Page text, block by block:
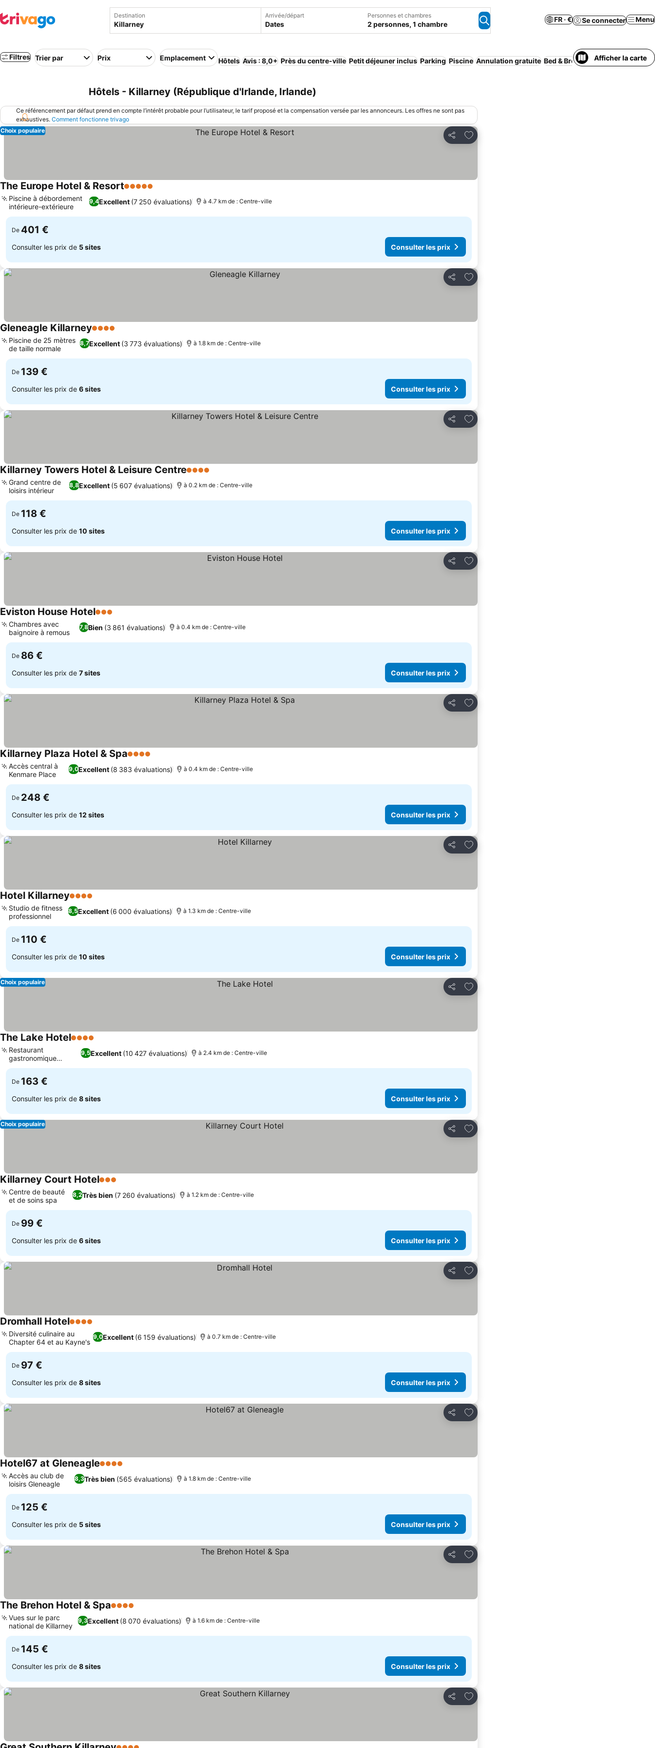
Destination Arrivée/départ
Dates
Personnes et chambres
2 personnes, 1 chambre
FR · € Se connecter Menu
Filtres Trier par Prix Emplacement Hôtels Avis : 8,0+ Près du centre-ville Petit déjeuner inclus Parking Piscine Annulation gratuite Bed & Breakfast Appart’hôtel
Afficher la carte
Hôtels - Killarney (République d'Irlande, Irlande)
Ce référencement par défaut prend en compte l’intérêt probable pour l’utilisateur, le tarif proposé et la compensation versée par les annonceurs. Les offres ne sont pas
exhaustives. Comment fonctionne trivago
Partager
Ajouter à mes favoris
Choix populaire
The Europe Hotel & Resort5 Étoiles
9,4Excellent (7 250 évaluations)
Piscine à débordement
intérieure-extérieure
à 4.7 km de : Centre-ville
De 401 €
Consulter les prix de 5 sites Consulter les prix
Partager
Ajouter à mes favoris
Gleneagle Killarney4 Étoiles
8,7Excellent (3 773 évaluations)
Piscine de 25 mètres
de taille normale
à 1.8 km de : Centre-ville
De 139 €
Consulter les prix de 6 sites Consulter les prix
Partager
Ajouter à mes favoris
Killarney Towers Hotel & Leisure Centre4 Étoiles
8,8Excellent (5 607 évaluations)
Grand centre de
loisirs intérieur
à 0.2 km de : Centre-ville
De 118 €
Consulter les prix de 10 sites Consulter les prix
Partager
Ajouter à mes favoris
Eviston House Hotel3 Étoiles
7,8Bien (3 861 évaluations)
Chambres avec
baignoire à remous
à 0.4 km de : Centre-ville
De 86 €
Consulter les prix de 7 sites Consulter les prix
Partager
Ajouter à mes favoris
Killarney Plaza Hotel & Spa4 Étoiles
9,0Excellent (8 383 évaluations)
Accès central à
Kenmare Place
à 0.4 km de : Centre-ville
De 248 €
Consulter les prix de 12 sites Consulter les prix
Partager
Ajouter à mes favoris
Hotel Killarney4 Étoiles
8,5Excellent (6 000 évaluations)
Studio de fitness
professionnel
à 1.3 km de : Centre-ville
De 110 €
Consulter les prix de 10 sites Consulter les prix
Partager
Ajouter à mes favoris
Choix populaire
The Lake Hotel4 Étoiles
9,5Excellent (10 427 évaluations)
Restaurant
gastronomique
Castlelough
à 2.4 km de : Centre-ville
De 163 €
Consulter les prix de 8 sites Consulter les prix
Partager
Ajouter à mes favoris
Choix populaire
Killarney Court Hotel3 Étoiles
8,2Très bien (7 260 évaluations)
Centre de beauté
et de soins spa
à 1.2 km de : Centre-ville
De 99 €
Consulter les prix de 6 sites Consulter les prix
Partager
Ajouter à mes favoris
Dromhall Hotel4 Étoiles
9,0Excellent (6 159 évaluations)
Diversité culinaire au
Chapter 64 et au Kayne's
à 0.7 km de : Centre-ville
De 97 €
Consulter les prix de 8 sites Consulter les prix
Partager
Ajouter à mes favoris
Hotel67 at Gleneagle4 Étoiles
8,3Très bien (565 évaluations)
Accès au club de
loisirs Gleneagle
à 1.8 km de : Centre-ville
De 125 €
Consulter les prix de 5 sites Consulter les prix
Partager
Ajouter à mes favoris
The Brehon Hotel & Spa4 Étoiles
9,3Excellent (8 070 évaluations)
Vues sur le parc
national de Killarney
à 1.6 km de : Centre-ville
De 145 €
Consulter les prix de 8 sites Consulter les prix
Partager
Ajouter à mes favoris